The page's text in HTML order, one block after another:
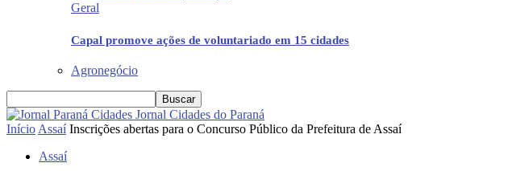
Geral
Capal promove ações de voluntariado em 15 cidades
Agronegócio
Jornal Cidades do Paraná
Início Assaí Inscrições abertas para o Concurso Público da Prefeitura de Assaí
Assaí